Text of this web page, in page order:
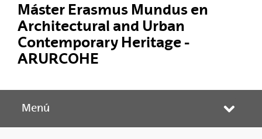
Máster Erasmus Mundus en
Architectural and Urban
Contemporary Heritage -
ARURCOHE
Menú